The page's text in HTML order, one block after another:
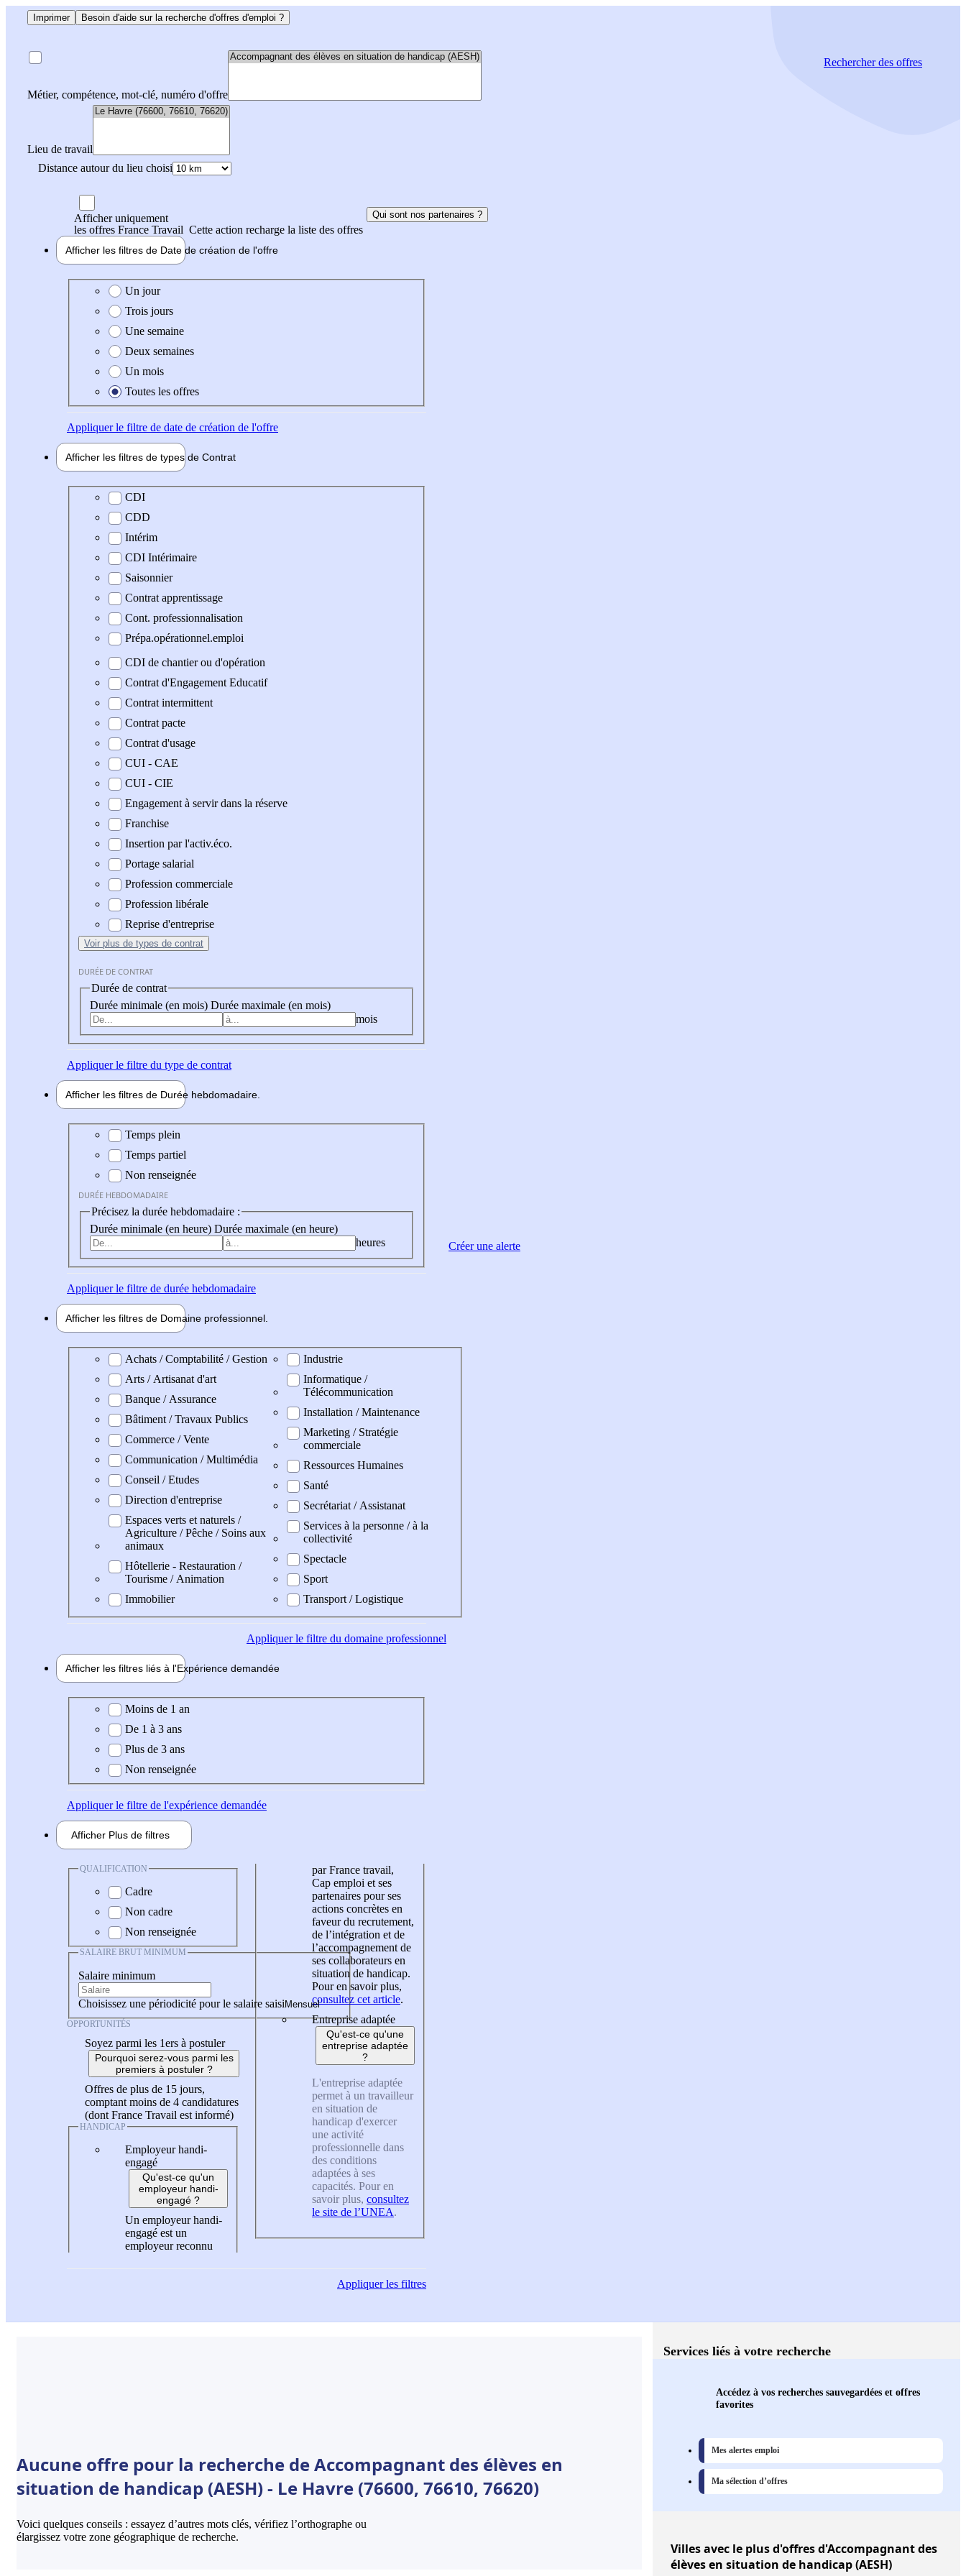
Imprimer Besoin d'aide sur la recherche d'offres d'emploi ?
Métier, compétence, mot-clé, numéro d'offre
Lieu de travail
Distance autour du lieu choisi
Rechercherdes offres
Afficher uniquement
les offres France Travail Cette action recharge la liste des offres
Qui sont nos partenaires ?
Afficher les filtres de Date de création de l'offre
Date de création de l'offre
Un jour
Trois jours
Une semaine
Deux semaines
Un mois
Toutes les offres
Appliquerle filtre de date de création de l'offre
Afficher les filtres de types de Contrat
Type de contrat
CDI
CDD
Intérim
CDI Intérimaire
Saisonnier
Contrat apprentissage
Cont. professionnalisation
Prépa.opérationnel.emploi
CDI de chantier ou d'opération
Contrat d'Engagement Educatif
Contrat intermittent
Contrat pacte
Contrat d'usage
CUI - CAE
CUI - CIE
Engagement à servir dans la réserve
Franchise
Insertion par l'activ.éco.
Portage salarial
Profession commerciale
Profession libérale
Reprise d'entreprise
Voir plus de types de contrat
DURÉE DE CONTRAT
Durée de contrat
Durée minimale (en mois) Durée maximale (en mois)
mois
Appliquerle filtre du type de contrat
Afficher les filtres de Durée hebdomadaire
Durée hebdomadaire
Temps plein
Temps partiel
Non renseignée
DURÉE HEBDOMADAIRE
Précisez la durée hebdomadaire :
Durée minimale (en heure) Durée maximale (en heure)
heures
Appliquerle filtre de durée hebdomadaire
Afficher les filtres de Domaine professionnel
Domaine professionel
Achats / Comptabilité / Gestion
Arts / Artisanat d'art
Banque / Assurance
Bâtiment / Travaux Publics
Commerce / Vente
Communication / Multimédia
Conseil / Etudes
Direction d'entreprise
Espaces verts et naturels /
Agriculture / Pêche / Soins aux
animaux
Hôtellerie - Restauration /
Tourisme / Animation
Immobilier
Industrie
Informatique /
Télécommunication
Installation / Maintenance
Marketing / Stratégie
commerciale
Ressources Humaines
Santé
Secrétariat / Assistanat
Services à la personne / à la
collectivité
Spectacle
Sport
Transport / Logistique
Appliquerle filtre du domaine professionnel
Afficher les filtres liés à l'Expérience demandée
Expérience demandée
Moins de 1 an
De 1 à 3 ans
Plus de 3 ans
Non renseignée
Appliquerle filtre de l'expérience demandée
Afficher Plus de filtres
QUALIFICATION
Cadre
Non cadre
Non renseignée
SALAIRE BRUT MINIMUM
Salaire minimum
Choisissez une périodicité pour le salaire saisi
OPPORTUNITÉS
Soyez parmi les 1ers à postuler
Pourquoi serez-vous parmi les
premiers à postuler ?
Offres de plus de 15 jours,
comptant moins de 4 candidatures
(dont France Travail est informé)
HANDICAP
Employeur handi-
engagé
Qu'est-ce qu'un
employeur handi-
engagé ?
Un employeur handi-
engagé est un
employeur reconnu
par France travail,
Cap emploi et ses
partenaires pour ses
actions concrètes en
faveur du recrutement,
de l’intégration et de
l’accompagnement de
ses collaborateurs en
situation de handicap.
Pour en savoir plus,
consultez cet article.
Entreprise adaptée
Qu'est-ce qu'une
entreprise adaptée
?
L'entreprise adaptée
permet à un travailleur
en situation de
handicap d'exercer
une activité
professionnelle dans
des conditions
adaptées à ses
capacités. Pour en
savoir plus, consultez
le site de l’UNEA.
Appliquerles filtres
Créer une alerte
Aucune offre pour la recherche de Accompagnant des élèves en
situation de handicap (AESH) - Le Havre (76600, 76610, 76620)
Voici quelques conseils : essayez d’autres mots clés, vérifiez l’orthographe ou
élargissez votre zone géographique de recherche.
Services liés à votre recherche
Accédez à vos recherches sauvegardées et offres
favorites
Mes alertes emploi
Ma sélection d’offres
Villesavec le plus d'offres d'Accompagnant des
élèves en situation de handicap (AESH)